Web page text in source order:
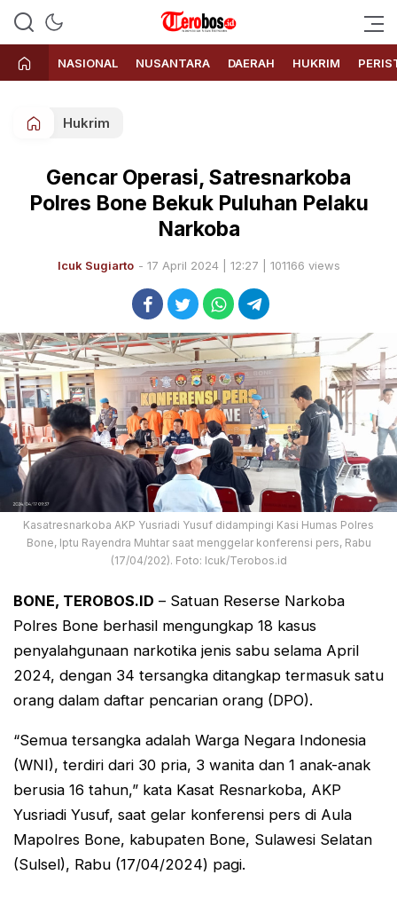
Terobos.id – Kabar terkini dari
Indonesia
Media siber yang menyajikan
berita terbaru dan kabar terkini
dari Indonesia untuk dunia
NASIONAL NUSANTARA DAERAH HUKRIM
Hukrim
Gencar Operasi, Satresnarkoba
Polres Bone Bekuk Puluhan Pelaku
Narkoba
Icuk Sugiarto - 17 April 2024 | 12:27 | 101166 views
Kasatresnarkoba AKP Yusriadi Yusuf didampingi Kasi Humas Polres
Bone, Iptu Rayendra Muhtar saat menggelar konferensi pers, Rabu
(17/04/202). Foto: Icuk/Terobos.id
BONE, TEROBOS.ID – Satuan Reserse Narkoba
Polres Bone berhasil mengungkap 18 kasus
penyalahgunaan narkotika jenis sabu selama April
2024, dengan 34 tersangka ditangkap termasuk satu
orang dalam daftar pencarian orang (DPO).
“Semua tersangka adalah Warga Negara Indonesia
(WNI), terdiri dari 30 pria, 3 wanita dan 1 anak-anak
berusia 16 tahun,” kata Kasat Resnarkoba, AKP
Yusriadi Yusuf, saat gelar konferensi pers di Aula
Mapolres Bone, kabupaten Bone, Sulawesi Selatan
(Sulsel), Rabu (17/04/2024) pagi.